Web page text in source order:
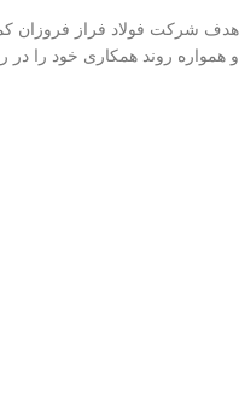
هدف شرکت فولاد فراز فروزان
و همواره روند همکاری خود را در